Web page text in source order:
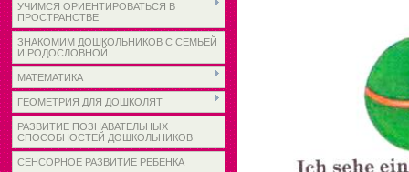
УЧИМСЯ ОРИЕНТИРОВАТЬСЯ В
ПРОСТРАНСТВЕ
ЗНАКОМИМ ДОШКОЛЬНИКОВ С СЕМЬЕЙ
И РОДОСЛОВНОЙ
МАТЕМАТИКА
ГЕОМЕТРИЯ ДЛЯ ДОШКОЛЯТ
РАЗВИТИЕ ПОЗНАВАТЕЛЬНЫХ
СПОСОБНОСТЕЙ ДОШКОЛЬНИКОВ
СЕНСОРНОЕ РАЗВИТИЕ РЕБЕНКА